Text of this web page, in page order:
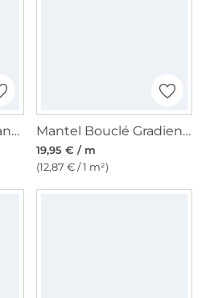
Feinstrickjersey Melange, blau Mantel Bouclé Gradient, mint
19,95 € / m
(12,87 € / 1 m²)